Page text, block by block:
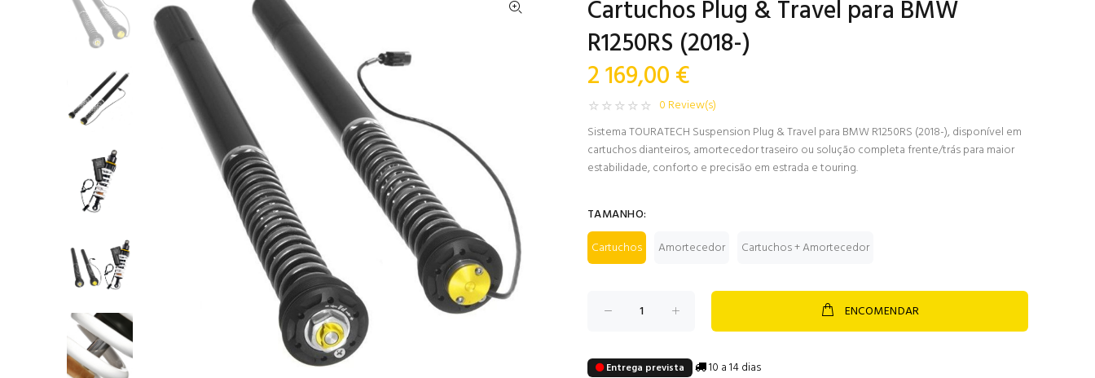
Cartuchos Plug & Travel para BMW
R1250RS (2018-)
2 169,00 €
0 Review(s)
Sistema TOURATECH Suspension Plug & Travel para BMW R1250RS (2018-), disponível em
cartuchos dianteiros, amortecedor traseiro ou solução completa frente/trás para maior
estabilidade, conforto e precisão em estrada e touring.
TAMANHO:
Cartuchos
Amortecedor Cartuchos + Amortecedor
ENCOMENDAR
Entrega prevista 10 a 14 dias